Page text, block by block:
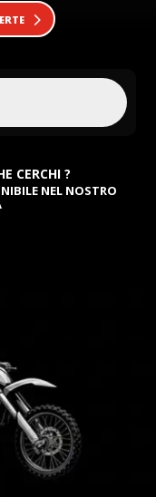
CERCHI ?
NEL NOSTRO